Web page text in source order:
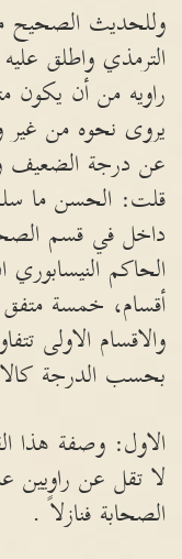
وللحديث الصحيح
الترمذي واطلق
راويه من أن يكون
يروى نحوه من غير
عن درجة الضعيف
قلت: الحسن ما
داخل في قسم
الحاكم
أقسام، خمسة
والاقسام الاولى
بحسب الدرجة
الاول: وصفة هذا
لا تقل عن
الصحابة فنازلاً .